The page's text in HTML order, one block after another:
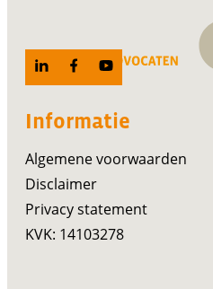
Informatie
Algemene voorwaarden
Disclaimer
Privacy statement
KVK: 14103278